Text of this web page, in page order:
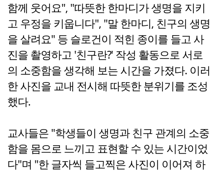
함께 웃어요", "따뜻한 한마디가 생명을 지키
고 우정을 키웁니다", "말 한마디, 친구의 생명
을 살려요" 등 슬로건이 적힌 종이를 들고 사
진을 촬영하고 '친구란?' 작성 활동으로 서로
의 소중함을 생각해 보는 시간을 가졌다. 이러
한 사진을 교내 전시해 따뜻한 분위기를 조성
했다.
교사들은 "학생들이 생명과 친구 관계의 소중
함을 몸으로 느끼고 표현할 수 있는 시간이었
다"며 "한 글자씩 들고찍은 사진이 이어져 하